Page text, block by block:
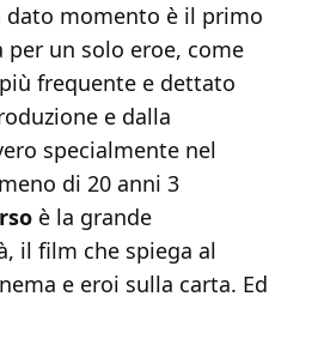
dato momento è il primo
un solo eroe, come
frequente e dettato
e dalla
specialmente nel
di 20 anni 3
è la grande
il film che spiega al
e eroi sulla carta. Ed